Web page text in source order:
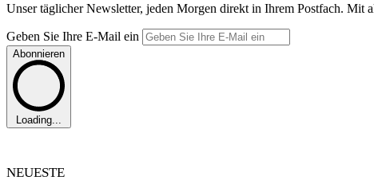
Unser täglicher Newsletter, jeden Morgen direkt in Ihrem Postfach. Mit
Geben Sie Ihre E-Mail ein
Abonnieren
Loading...
NEUESTE